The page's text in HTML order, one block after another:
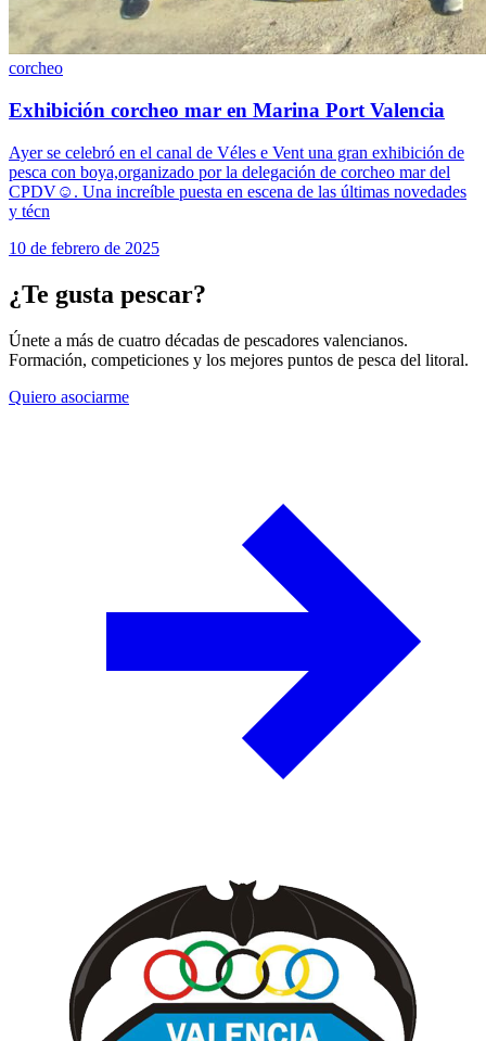
corcheo
Exhibición corcheo mar en Marina Port Valencia
Ayer se celebró en el canal de Véles e Vent una gran exhibición de
pesca con boya,organizado por la delegación de corcheo mar del
CPDV☺️. Una increíble puesta en escena de las últimas novedades
y técn
10 de febrero de 2025
¿Te gusta pescar?
Únete a más de cuatro décadas de pescadores valencianos.
Formación, competiciones y los mejores puntos de pesca del litoral.
Quiero asociarme